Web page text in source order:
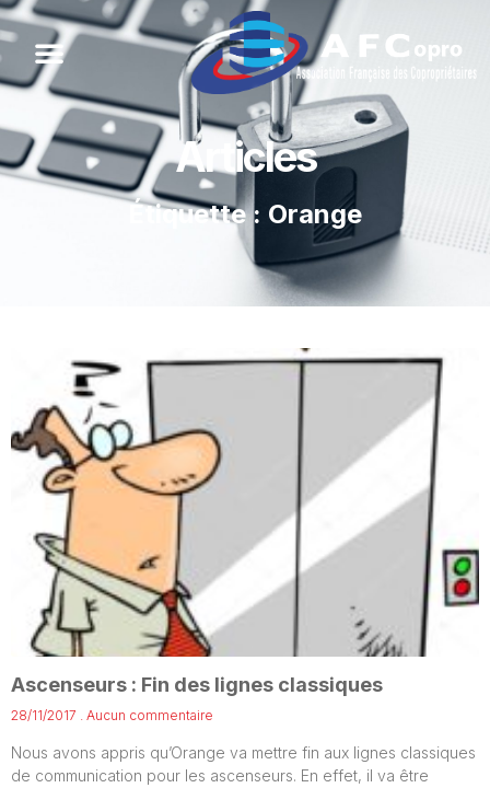
Articles
Étiquette : Orange
Ascenseurs : Fin des lignes classiques
28/11/2017 Aucun commentaire
Nous avons appris qu’Orange va mettre fin aux lignes classiques
de communication pour les ascenseurs. En effet, il va être